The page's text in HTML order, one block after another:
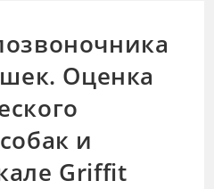
Оценка
и
Griffit